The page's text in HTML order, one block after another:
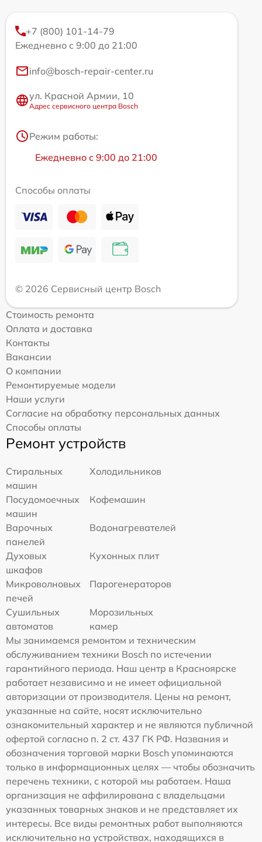
+7 (800) 101-14-79
Ежедневно с 9:00 до 21:00
info@bosch-repair-center.ru
ул. Красной Армии, 10
Адрес сервисного центра Bosch
Режим работы:
Ежедневно с 9:00 до 21:00
Способы оплаты
© 2026 Сервисный центр Bosch
Стоимость ремонта
Оплата и доставка
Контакты
Вакансии
О компании
Ремонтируемые модели
Наши услуги
Согласие на обработку персональных данных
Способы оплаты
Ремонт устройств
Стиральных
машин
Холодильников
Посудомоечных
машин
Кофемашин
Варочных
панелей
Водонагревателей
Духовых
шкафов
Кухонных плит
Микроволновых
печей
Парогенераторов
Сушильных
автоматов
Морозильных
камер
Мы занимаемся ремонтом и техническим
обслуживанием техники Bosch по истечении
гарантийного периода. Наш центр в Красноярске
работает независимо и не имеет официальной
авторизации от производителя. Цены на ремонт,
указанные на сайте, носят исключительно
ознакомительный характер и не являются публичной
офертой согласно п. 2 ст. 437 ГК РФ. Названия и
обозначения торговой марки Bosch упоминаются
только в информационных целях — чтобы обозначить
перечень техники, с которой мы работаем. Наша
организация не аффилирована с владельцами
указанных товарных знаков и не представляет их
интересы. Все виды ремонтных работ выполняются
исключительно на устройствах, находящихся в